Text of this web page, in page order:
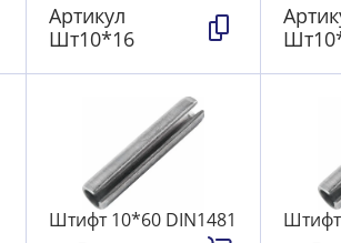
Артикул
Шт10*16
Штифт 10*60 DIN1481 Штифт